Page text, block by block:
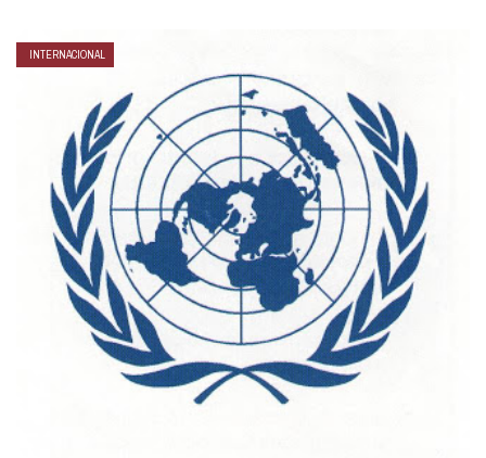
INTERNACIONAL